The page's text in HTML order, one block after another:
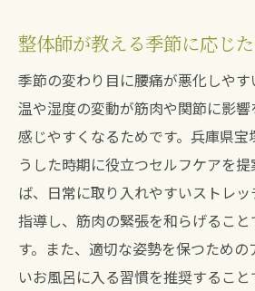
整体師が教える季節に応じ
季節の変わり目に腰痛が悪化しや
温や湿度の変動が筋肉や関節に影
感じやすくなるためです。兵庫県宝
うした時期に役立つセルフケアを
ば、日常に取り入れやすいストレ
指導し、筋肉の緊張を和らげるこ
す。また、適切な姿勢を保つため
いお風呂に入る習慣を推奨するこ